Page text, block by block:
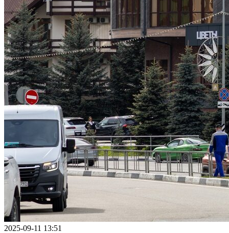
2025-09-11 13:51